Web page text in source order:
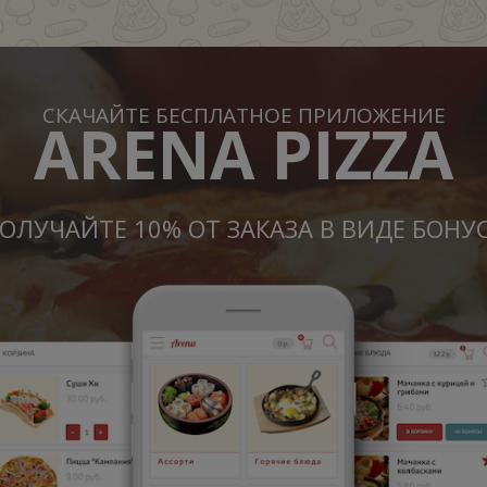
СКАЧАЙТЕ БЕСПЛАТНОЕ ПРИЛОЖЕНИЕ
ARENA PIZZA
10% ОТ ЗАКАЗА В ВИДЕ